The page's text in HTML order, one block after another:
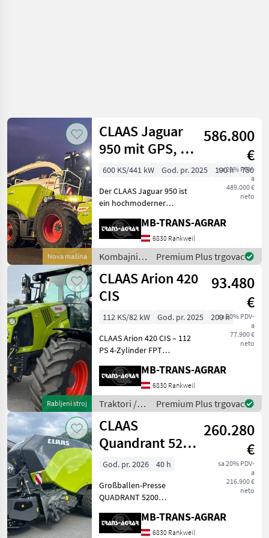
Nova mašina
CLAAS Jaguar
950 mit GPS, NIR
Sensor, PickUp
586.800
€
sa 20% PDV-
a
489.000 €
neto
600 KS/441 kW God. pr. 2025 190 h
750 cm
Der CLAAS Jaguar 950 ist
ein hochmoderner
Generation, der im Juli
2025 gebaut wurde und
bisher nur 80
Betriebsstunden aufweist.
Diese Neuma
MB-TRANS-AGRAR
6830 Rankweil
Kombajni /
Claas
Premium Plus trgovac
Rabljeni stroj
CLAAS Arion 420
CIS
93.480
€
sa 20% PDV-
a
77.900 €
neto
112 KS/82 kW God. pr. 2025
200 h
CLAAS Arion 420 CIS – 112
PS 4-Zylinder FPT
lt.Hubraum, Baujahr
7/2025, 200 Bstd.,
Fronthydraulik,
Frontzapfwelle,
Frontbedienung für
Fronthydra
MB-TRANS-AGRAR
6830 Rankweil
Traktori /
Claas
Premium Plus trgovac
CLAAS
Quandrant 5200
FC Tandem
EVOLUTION mit
Vorbauhäc
260.280
€
sa 20% PDV-
a
216.900 €
neto
God. pr. 2026
40 h
Großballen-Presse
QUADRANT 5200
J3101488 Pickup mit
POWER FEEDING SYSTEM
MB-TRANS-AGRAR
6830 Rankweil